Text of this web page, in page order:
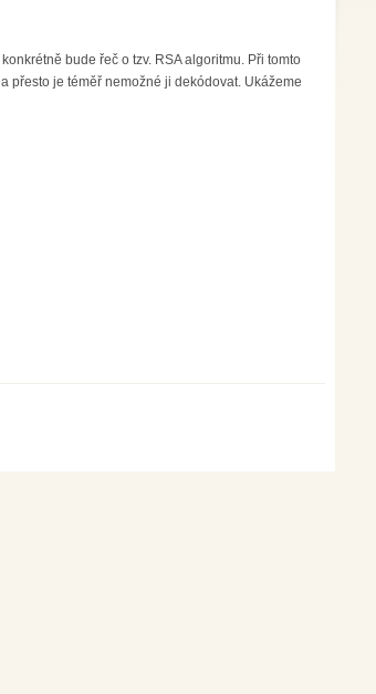
bude řeč o tzv. RSA algoritmu. Při tomto
přesto je téměř nemožné ji dekódovat. Ukážeme